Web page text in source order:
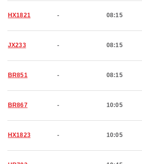
HX1821 - 08:15
JX233 - 08:15
BR851 - 08:15
BR867 - 10:05
HX1823 - 10:05